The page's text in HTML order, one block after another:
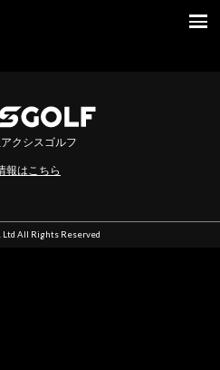
クシスゴルフ
報はこちら
Ltd All Rights Reserved